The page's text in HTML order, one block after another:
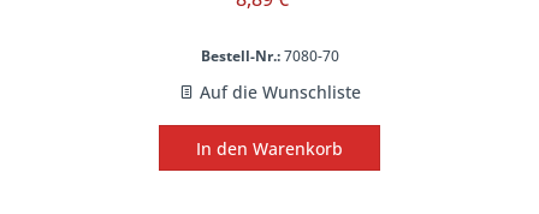
Bestell-Nr.:7080-70
Auf die Wunschliste
In den Warenkorb